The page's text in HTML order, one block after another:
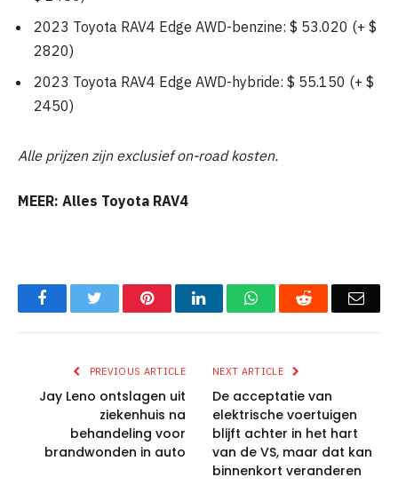
2023 Toyota RAV4 Edge AWD-benzine: $ 53.020 (+ $
2820)
2023 Toyota RAV4 Edge AWD-hybride: $ 55.150 (+ $
2450)
Alle prijzen zijn exclusief on-road kosten.
MEER: Alles Toyota RAV4
FacebookTwitter PinterestLinkedInWhatsAppReddit
PREVIOUS ARTICLE
Jay Leno ontslagen uit
ziekenhuis na
behandeling voor
brandwonden in auto
NEXT ARTICLE
De acceptatie van
elektrische voertuigen
blijft achter in het hart
van de VS, maar dat kan
binnenkort veranderen